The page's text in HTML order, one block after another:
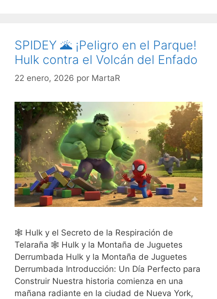
SPIDEY 🌋 ¡Peligro en el Parque!
Hulk contra el Volcán del Enfado
22 enero, 2026 por MartaR
🕸️ Hulk y el Secreto de la Respiración de
Telaraña 🕸️ Hulk y la Montaña de Juguetes
Derrumbada Hulk y la Montaña de Juguetes
Derrumbada Introducción: Un Día Perfecto para
Construir Nuestra historia comienza en una
mañana radiante en la ciudad de Nueva York,